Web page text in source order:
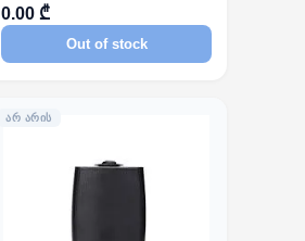
0.00 ₾
Out of stock
ᲐᲠ ᲐᲠᲘᲡ